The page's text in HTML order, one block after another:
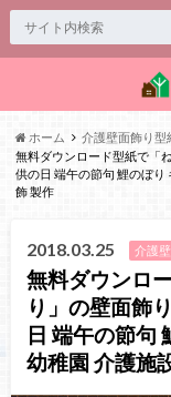
ホーム
介護壁面飾り型
無料ダウンロード型紙で「
供の日 端午の節句 鯉のぼり
飾 製作
2018.03.25 介護
無料ダウンロ
り」の壁面飾
日 端午の節句
幼稚園 介護施